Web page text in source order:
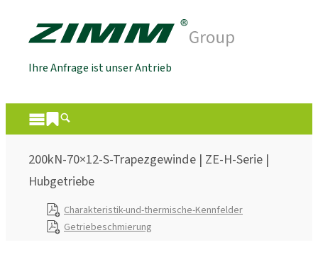
Ihre Anfrage ist unser Antrieb
200kN-70×12-S-Trapezgewinde | ZE-H-Serie |
Hubgetriebe
Charakteristik-und-thermische-Kennfelder
Getriebeschmierung